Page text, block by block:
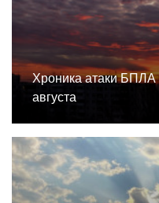
Хроника атаки БПЛА
августа